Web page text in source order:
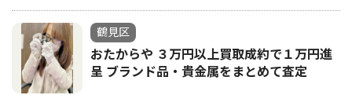
鶴見区
おたからや ３万円以上買取成約で１万円進
呈 ブランド品・貴金属をまとめて査定